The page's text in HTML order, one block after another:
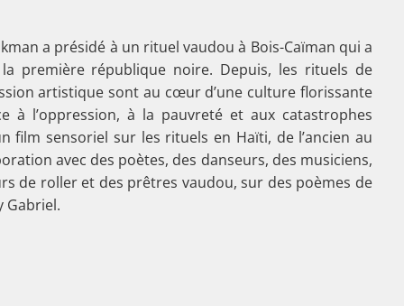
a présidé à un rituel vaudou à Bois-Caïman qui a
première république noire. Depuis, les rituels de
artistique sont au cœur d’une culture florissante
à l’oppression, à la pauvreté et aux catastrophes
film sensoriel sur les rituels en Haïti, de l’ancien au
avec des poètes, des danseurs, des musiciens,
de roller et des prêtres vaudou, sur des poèmes de
Gabriel.